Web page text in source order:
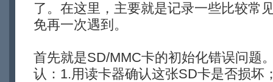
了。在这里，主要就是记录一些比较常
免再一次遇到。
首先就是SD/MMC卡的初始化错误问题
认：1.用读卡器确认这张SD卡是否损坏